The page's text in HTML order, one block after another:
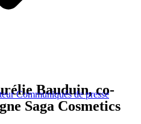
Communiqués de presse
Bauduin, co-
Saga Cosmetics